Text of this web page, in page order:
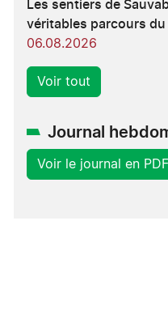
Les sentiers de
véritables parcours
06.08.2026
Voir tout
Journal
Voir le journal en PDF